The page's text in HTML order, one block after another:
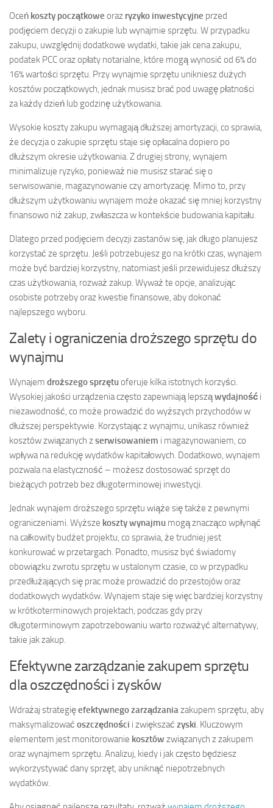
Oceń koszty początkowe oraz ryzyko inwestycyjne przed
podjęciem decyzji o zakupie lub wynajmie sprzętu. W przypadku
zakupu, uwzględnij dodatkowe wydatki, takie jak cena zakupu,
podatek PCC oraz opłaty notarialne, które mogą wynosić od 6% do
16% wartości sprzętu. Przy wynajmie sprzętu unikniesz dużych
kosztów początkowych, jednak musisz brać pod uwagę płatności
za każdy dzień lub godzinę użytkowania.
Wysokie koszty zakupu wymagają dłuższej amortyzacji, co sprawia,
że decyzja o zakupie sprzętu staje się opłacalna dopiero po
dłuższym okresie użytkowania. Z drugiej strony, wynajem
minimalizuje ryzyko, ponieważ nie musisz starać się o
serwisowanie, magazynowanie czy amortyzację. Mimo to, przy
dłuższym użytkowaniu wynajem może okazać się mniej korzystny
finansowo niż zakup, zwłaszcza w kontekście budowania kapitału.
Dlatego przed podjęciem decyzji zastanów się, jak długo planujesz
korzystać ze sprzętu. Jeśli potrzebujesz go na krótki czas, wynajem
może być bardziej korzystny, natomiast jeśli przewidujesz dłuższy
czas użytkowania, rozważ zakup. Wyważ te opcje, analizując
osobiste potrzeby oraz kwestie finansowe, aby dokonać
najlepszego wyboru.
Zalety i ograniczenia droższego sprzętu do
wynajmu
Wynajem droższego sprzętuoferuje kilka istotnych korzyści.
Wysokiej jakości urządzenia często zapewniają lepsząwydajność i
niezawodność, co może prowadzić do wyższych przychodów w
dłuższej perspektywie. Korzystając z wynajmu, unikasz również
kosztów związanych zserwisowaniem i magazynowaniem, co
wpływa na redukcję wydatków kapitałowych. Dodatkowo, wynajem
pozwala na elastyczność – możesz dostosować sprzęt do
bieżących potrzeb bez długoterminowej inwestycji.
Jednak wynajem droższego sprzętu wiąże się także z pewnymi
ograniczeniami. Wyższe koszty wynajmu mogą znacząco wpłynąć
na całkowity budżet projektu, co sprawia, że trudniej jest
konkurować w przetargach. Ponadto, musisz być świadomy
obowiązku zwrotu sprzętu w ustalonym czasie, co w przypadku
przedłużających się prac może prowadzić do przestojów oraz
dodatkowych wydatków. Wynajem staje się więc bardziej korzystny
w krótkoterminowych projektach, podczas gdy przy
długoterminowym zapotrzebowaniu warto rozważyć alternatywy,
takie jak zakup.
Efektywne zarządzanie zakupem sprzętu
dla oszczędności i zysków
Wdrażaj strategięefektywnego zarządzania zakupem sprzętu, aby
maksymalizować oszczędności i zwiększać zyski . Kluczowym
elementem jest monitorowanie kosztów związanych z zakupem
oraz wynajmem sprzętu. Analizuj, kiedy i jak często będziesz
wykorzystywać dany sprzęt, aby uniknąć niepotrzebnych
wydatków.